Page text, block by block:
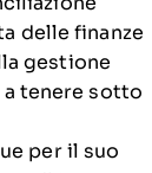
delle finanze
gestione
tenere sotto
per il suo